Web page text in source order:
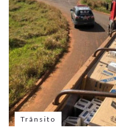
Trânsito